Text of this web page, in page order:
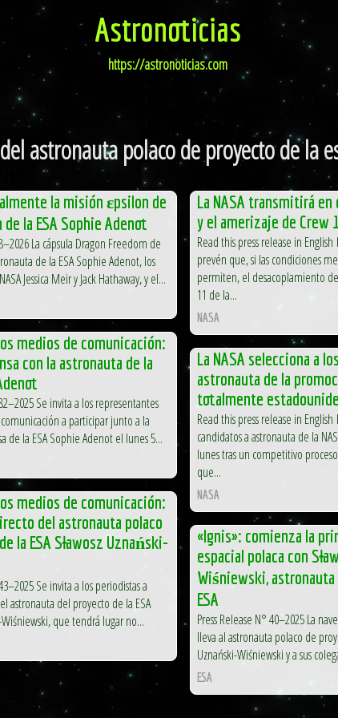
Astronoticias
https://astronoticias.com
astronauta polaco de proyecto de la
la misión εpsilon de
la ESA Sophie Adenot
La cápsula Dragon Freedom de
de la ESA Sophie Adenot, los
Jessica Meir y Jack Hathaway, y el...
La NASA transmitirá
y el amerizaje de Crew
Read this press release in English
prevén que, si las condiciones
permiten, el desacoplamiento
11 de la...
NASA
medios de comunicación:
con la astronauta de la
Se invita a los representantes
a participar junto a la
de la ESA Sophie Adenot el lunes 5...
La NASA selecciona a
astronauta de la
totalmente
Read this press release in
candidatos a astronauta de la
lunes tras un competitivo
que...
NASA
medios de comunicación:
del astronauta polaco
la ESA Sławosz Uznański-
Se invita a los periodistas a
astronauta del proyecto de la ESA
Wiśniewski, que tendrá lugar no...
«Ignis»: comienza la
espacial polaca con
Wiśniewski,
ESA
Press Release N° 40–2025 La
lleva al astronauta polaco de
Uznański-Wiśniewski y a sus
ESA